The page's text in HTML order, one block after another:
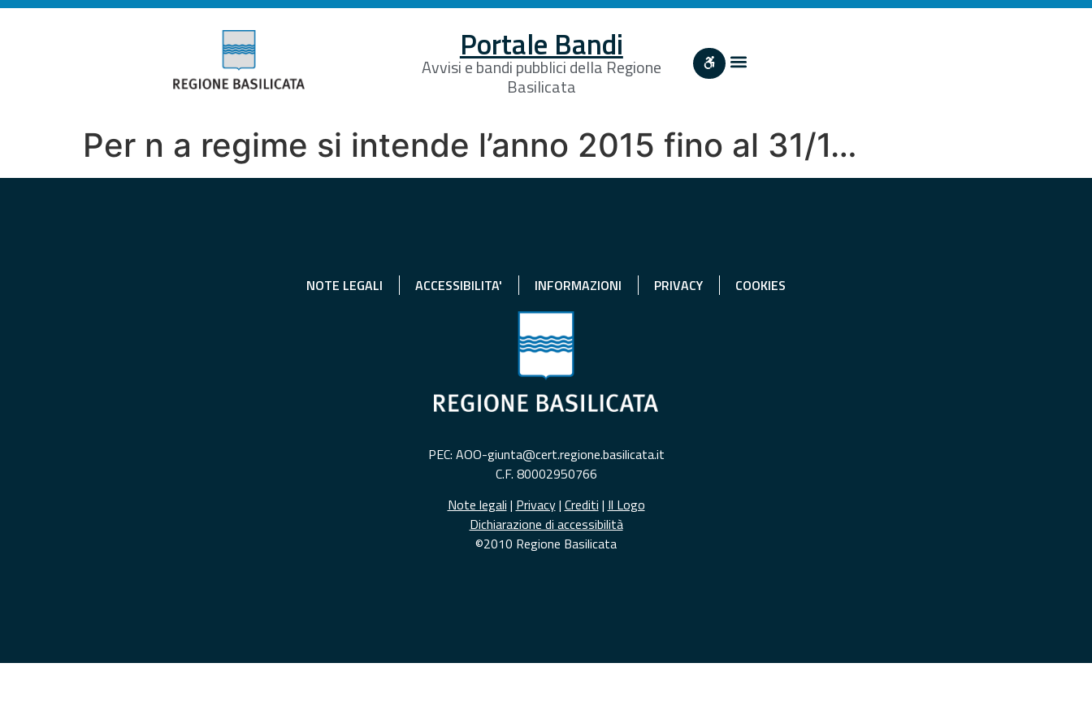
Portale Bandi
Avvisi e bandi pubblici della Regione
Basilicata
Per n a regime si intende l’anno 2015 fino al 31/1…
NOTE LEGALI ACCESSIBILITA' INFORMAZIONI PRIVACY COOKIES
PEC: AOO-giunta@cert.regione.basilicata.it
C.F. 80002950766
Note legali | Privacy| Crediti | Il Logo
Dichiarazione di accessibilità
©2010 Regione Basilicata